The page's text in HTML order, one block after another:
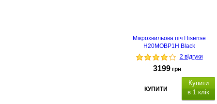
Мікрохвильова піч Hisense
H20MOBP1H Black
2 відгуки
3199 грн
КУПИТИ
Купити
в 1 клік